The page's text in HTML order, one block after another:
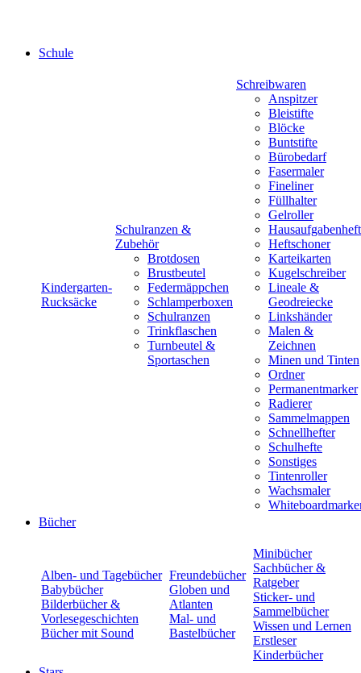
Schule
Kindergarten-
Rucksäcke
Schulranzen &
Zubehör
Brotdosen
Brustbeutel
Federmäppchen
Schlamperboxen
Schulranzen
Trinkflaschen
Turnbeutel &
Sportaschen
Schreibwaren
Anspitzer
Bleistifte
Blöcke
Buntstifte
Bürobedarf
Fasermaler
Fineliner
Füllhalter
Gelroller
Hausaufgabenheft
Heftschoner
Karteikarten
Kugelschreiber
Lineale &
Geodreiecke
Linkshänder
Malen &
Zeichnen
Minen und Tinten
Ordner
Permanentmarker
Radierer
Sammelmappen
Schnellhefter
Schulhefte
Sonstiges
Tintenroller
Wachsmaler
Bücher
Alben- und Tagebücher
Babybücher
Bilderbücher &
Vorlesegeschichten
Bücher mit Sound
Freundebücher
Globen und
Atlanten
Mal- und
Bastelbücher
Minibücher
Sachbücher &
Ratgeber
Sticker- und
Sammelbücher
Wissen und Lernen
Erstleser
Kinderbücher